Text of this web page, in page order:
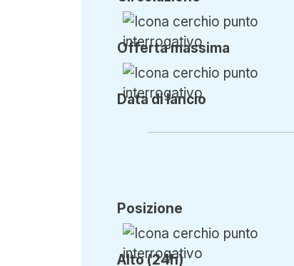
Offertamassima
Data di lancio
Posizione
Alto (24h)